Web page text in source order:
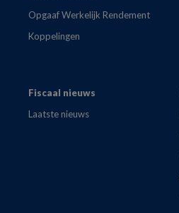
Opgaaf Werkelijk Rendement
Koppelingen
Fiscaal nieuws
Laatste nieuws